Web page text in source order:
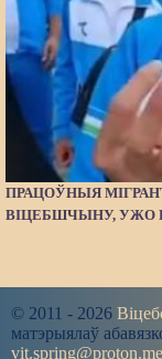
ПРАЦОЎНЫЯ
ВІЦЕБШЧЫНУ, УЖО
© 2011 - 2026
матэрыялаў
vit.spring@proton.me